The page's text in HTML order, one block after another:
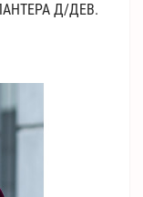
Д/ДЕВ.